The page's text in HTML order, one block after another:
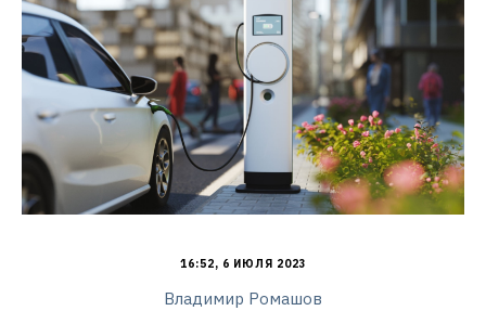
16:52, 6 ИЮЛЯ 2023
Владимир Ромашов